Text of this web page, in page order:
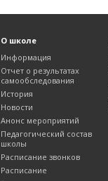
О школе
Информация
Отчет о результатах
самообследования
История
Новости
Анонс мероприятий
Педагогический состав
школы
Расписание звонков
Расписание